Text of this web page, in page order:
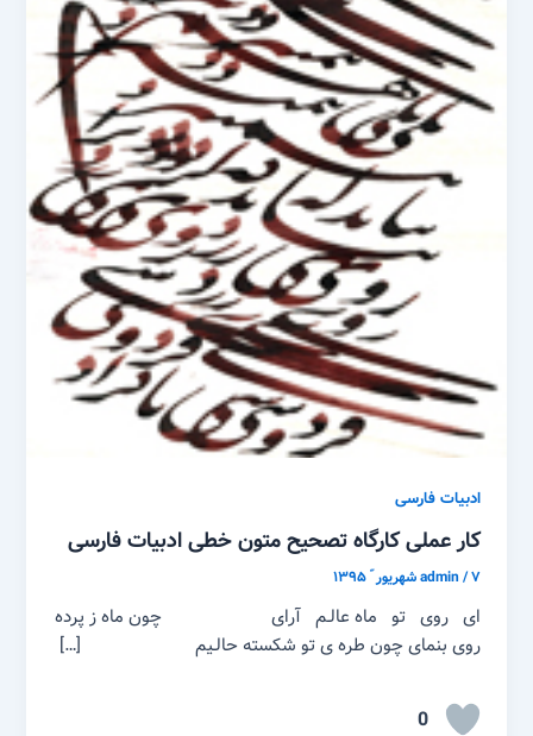
ادبیات فارسی
کار عملی کارگاه تصحیح متون خطی ادبیات فارسی
admin/۷ شهریور ّ ۱۳۹۵
ای روی تو ماه عالـم آرای چون ماه ز پرده
روی بنمای چون طره ی تو شکسته حالـیم […]
0